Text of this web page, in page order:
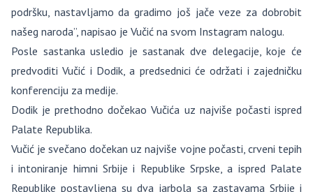
podršku, nastavljamo da gradimo još jače veze za dobrobit
našeg naroda”, napisao je Vučić na svom Instagram nalogu.
Posle sastanka usledio je sastanak dve delegacije, koje će
predvoditi Vučić i Dodik, a predsednici će održati i zajedničku
konferenciju za medije.
Dodik je prethodno dočekao Vučića uz najviše počasti ispred
Palate Republika.
Vučić je svečano dočekan uz najviše vojne počasti, crveni tepih
i intoniranje himni Srbije i Republike Srpske, a ispred Palate
Republike postavljena su dva jarbola sa zastavama Srbije i